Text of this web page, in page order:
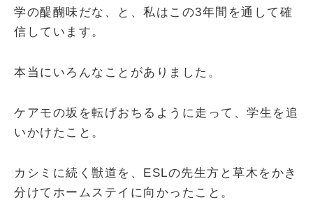
学の醍醐味だな、と、私はこの3年間を通して確
信しています。
本当にいろんなことがありました。
ケアモの坂を転げおちるように走って、学生を追
いかけたこと。
カシミに続く獣道を、ESLの先生方と草木をかき
分けてホームステイに向かったこと。